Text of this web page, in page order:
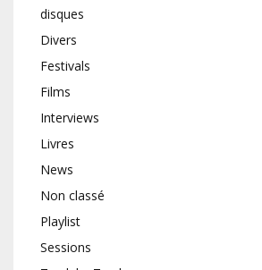
disques
Divers
Festivals
Films
Interviews
Livres
News
Non classé
Playlist
Sessions